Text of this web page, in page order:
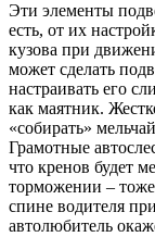
Эти элементы
есть, от их
кузова при
может сделать
настраивать его
как маятник.
«собирать»
Грамотные
что кренов будет
торможении –
спине водителя
автолюбитель